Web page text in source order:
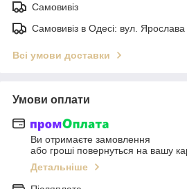
Самовивіз
Самовивіз в Одесі: вул.
Всі умови доставки
Умови оплати
Ви отримаєте замовлення
або гроші повернуться на вашу
Детальніше